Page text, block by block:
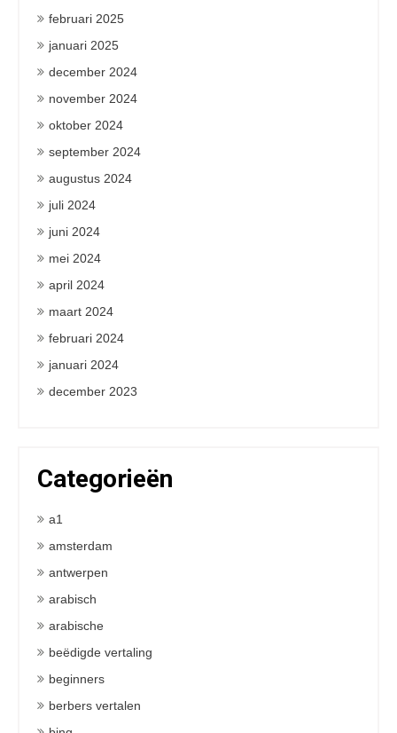
februari 2025
januari 2025
december 2024
november 2024
oktober 2024
september 2024
augustus 2024
juli 2024
juni 2024
mei 2024
april 2024
maart 2024
februari 2024
januari 2024
december 2023
Categorieën
a1
amsterdam
antwerpen
arabisch
arabische
beëdigde vertaling
beginners
berbers vertalen